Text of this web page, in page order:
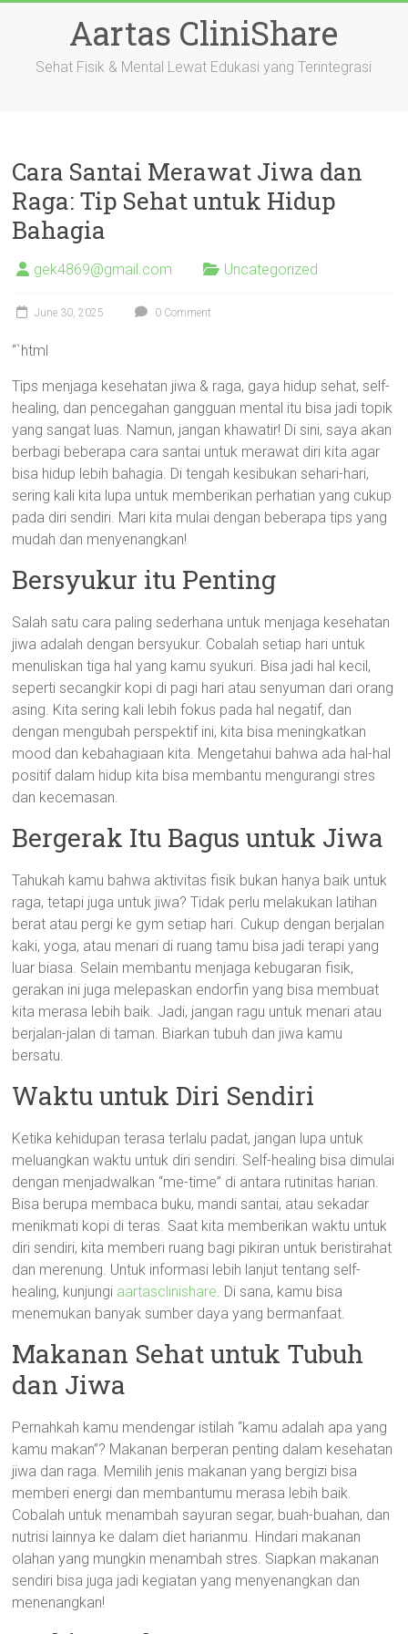
Aartas CliniShare
Sehat Fisik & Mental Lewat Edukasi yang Terintegrasi
Cara Santai Merawat Jiwa dan
Raga: Tip Sehat untuk Hidup
Bahagia
gek4869@gmail.com Uncategorized
June 30, 2025 0 Comment
“`html
Tips menjaga kesehatan jiwa & raga, gaya hidup sehat, self-
healing, dan pencegahan gangguan mental itu bisa jadi topik
yang sangat luas. Namun, jangan khawatir! Di sini, saya akan
berbagi beberapa cara santai untuk merawat diri kita agar
bisa hidup lebih bahagia. Di tengah kesibukan sehari-hari,
sering kali kita lupa untuk memberikan perhatian yang cukup
pada diri sendiri. Mari kita mulai dengan beberapa tips yang
mudah dan menyenangkan!
Bersyukur itu Penting
Salah satu cara paling sederhana untuk menjaga kesehatan
jiwa adalah dengan bersyukur. Cobalah setiap hari untuk
menuliskan tiga hal yang kamu syukuri. Bisa jadi hal kecil,
seperti secangkir kopi di pagi hari atau senyuman dari orang
asing. Kita sering kali lebih fokus pada hal negatif, dan
dengan mengubah perspektif ini, kita bisa meningkatkan
mood dan kebahagiaan kita. Mengetahui bahwa ada hal-hal
positif dalam hidup kita bisa membantu mengurangi stres
dan kecemasan.
Bergerak Itu Bagus untuk Jiwa
Tahukah kamu bahwa aktivitas fisik bukan hanya baik untuk
raga, tetapi juga untuk jiwa? Tidak perlu melakukan latihan
berat atau pergi ke gym setiap hari. Cukup dengan berjalan
kaki, yoga, atau menari di ruang tamu bisa jadi terapi yang
luar biasa. Selain membantu menjaga kebugaran fisik,
gerakan ini juga melepaskan endorfin yang bisa membuat
kita merasa lebih baik. Jadi, jangan ragu untuk menari atau
berjalan-jalan di taman. Biarkan tubuh dan jiwa kamu
bersatu.
Waktu untuk Diri Sendiri
Ketika kehidupan terasa terlalu padat, jangan lupa untuk
meluangkan waktu untuk diri sendiri. Self-healing bisa dimulai
dengan menjadwalkan “me-time” di antara rutinitas harian.
Bisa berupa membaca buku, mandi santai, atau sekadar
menikmati kopi di teras. Saat kita memberikan waktu untuk
diri sendiri, kita memberi ruang bagi pikiran untuk beristirahat
dan merenung. Untuk informasi lebih lanjut tentang self-
healing, kunjungi aartasclinishare. Di sana, kamu bisa
menemukan banyak sumber daya yang bermanfaat.
Makanan Sehat untuk Tubuh
dan Jiwa
Pernahkah kamu mendengar istilah “kamu adalah apa yang
kamu makan”? Makanan berperan penting dalam kesehatan
jiwa dan raga. Memilih jenis makanan yang bergizi bisa
memberi energi dan membantumu merasa lebih baik.
Cobalah untuk menambah sayuran segar, buah-buahan, dan
nutrisi lainnya ke dalam diet harianmu. Hindari makanan
olahan yang mungkin menambah stres. Siapkan makanan
sendiri bisa juga jadi kegiatan yang menyenangkan dan
menenangkan!